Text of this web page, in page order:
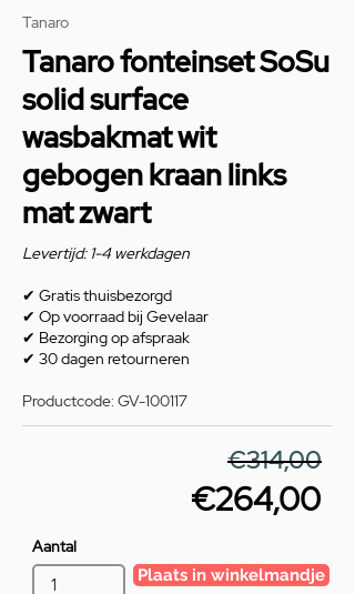
Tanaro
Tanaro fonteinset SoSu
solid surface
wasbakmat wit
gebogen kraan links
mat zwart
Levertijd: 1-4 werkdagen
✔ Gratis thuisbezorgd
✔ Op voorraad bij Gevelaar
✔ Bezorging op afspraak
✔ 30 dagen retourneren
Productcode: GV-100117
€314,00
€264,00
Aantal
Plaats in winkelmandje